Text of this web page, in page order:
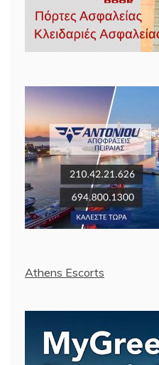
Athens Escorts